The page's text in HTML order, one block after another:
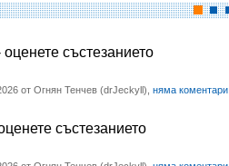
състезанието
от Огнян Тенчев (drJeckyll), няма коментари
състезанието